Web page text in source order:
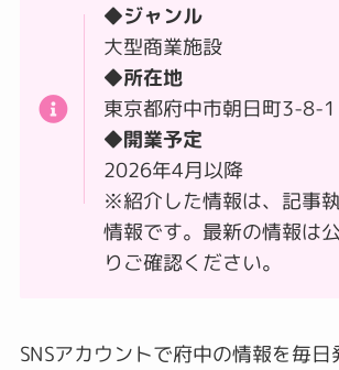
◆ジャンル
大型商業施設
◆所在地
東京都府中市朝日町3-8-1
◆開業予定
2026年4月以降
※紹介した情報は、記事
情報です。最新の情報は
りご確認ください。
SNSアカウントで府中の情報を毎